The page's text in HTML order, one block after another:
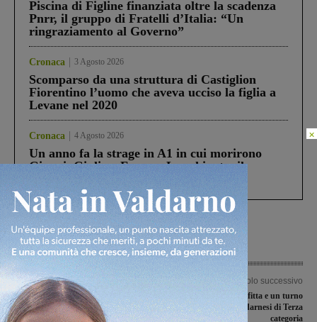
Piscina di Figline finanziata oltre la scadenza
Pnrr, il gruppo di Fratelli d’Italia: “Un
ringraziamento al Governo”
Cronaca 3 Agosto 2026
Scomparso da una struttura di Castiglion
Fiorentino l’uomo che aveva ucciso la figlia a
Levane nel 2020
Cronaca 4 Agosto 2026
Un anno fa la strage in A1 in cui morirono
Gianni, Giulia e Franco. Lo schianto, il
Articolo precedente
La Faellese pareggia e perde terreno
dalla seconda posizione
Articolo successivo
Una vittoria, una sconfitta e un turno
di riposo per le valdarnesi di Terza
categoria
×